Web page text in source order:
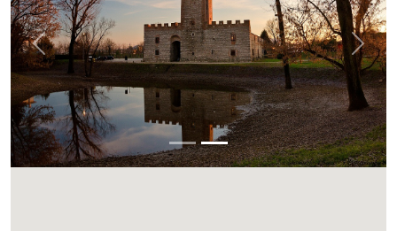
Previous Next